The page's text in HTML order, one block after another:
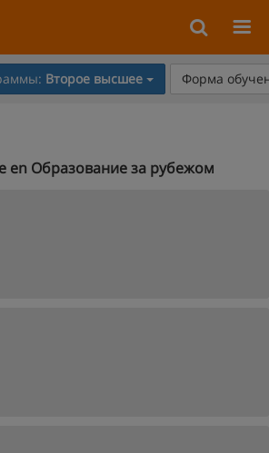
Второе высшее Форма
en Образование за рубежом